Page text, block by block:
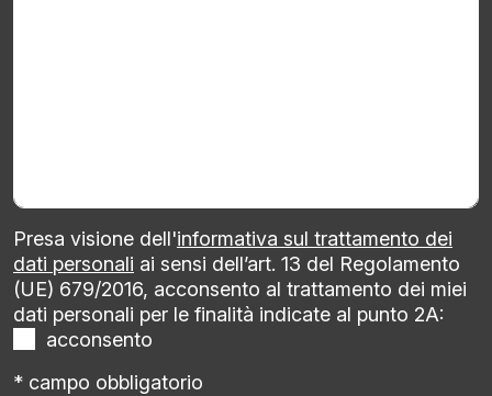
Presa visione dell'informativa sul trattamento dei
dati personali ai sensi dell’art. 13 del Regolamento
(UE) 679/2016, acconsento al trattamento dei miei
dati personali per le finalità indicate al punto 2A:
acconsento
* campo obbligatorio